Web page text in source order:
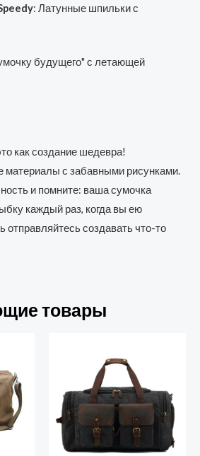
: Латунные шпильки с
будущего" с летающей
как создание шедевра!
с забавными рисунками.
и помните: ваша сумочка
каждый раз, когда вы ею
отправляйтесь создавать что-то
товары